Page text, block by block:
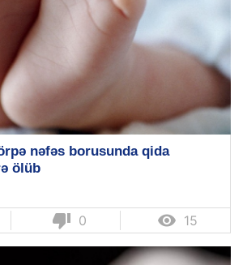
nəfəs borusunda qida
ölüb
thumb_down 0  15